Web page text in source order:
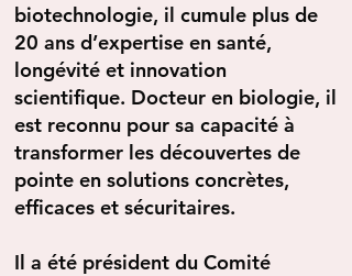
biotechnologie, il cumule plus de
20 ans d’expertise en santé,
longévité et innovation
scientifique. Docteur en biologie, il
est reconnu pour sa capacité à
transformer les découvertes de
pointe en solutions concrètes,
efficaces et sécuritaires.
Il a été président du Comité